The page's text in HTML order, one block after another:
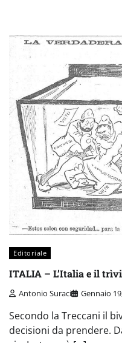
Editoriale
ITALIA – L’Italia e il
Antonio Suraci Gennaio
Secondo la Treccani il
decisioni da prendere.